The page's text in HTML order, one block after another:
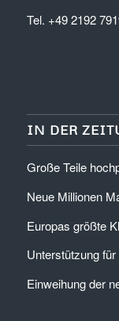
Tel. +49 2192
IN DER
Große Teile
Neue Millionen
Europas größte
Unterstützung
Einweihung der